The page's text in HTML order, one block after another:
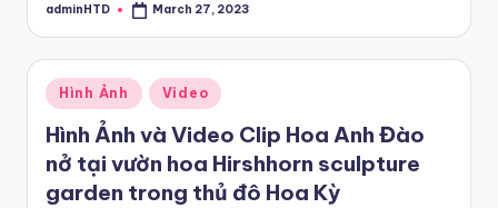
Posted
adminHTD March 27, 2023
Posted
in
Hình Ảnh Video
Hình Ảnh và Video Clip Hoa Anh Đào
nở tại vườn hoa Hirshhorn sculpture
garden trong thủ đô Hoa Kỳ